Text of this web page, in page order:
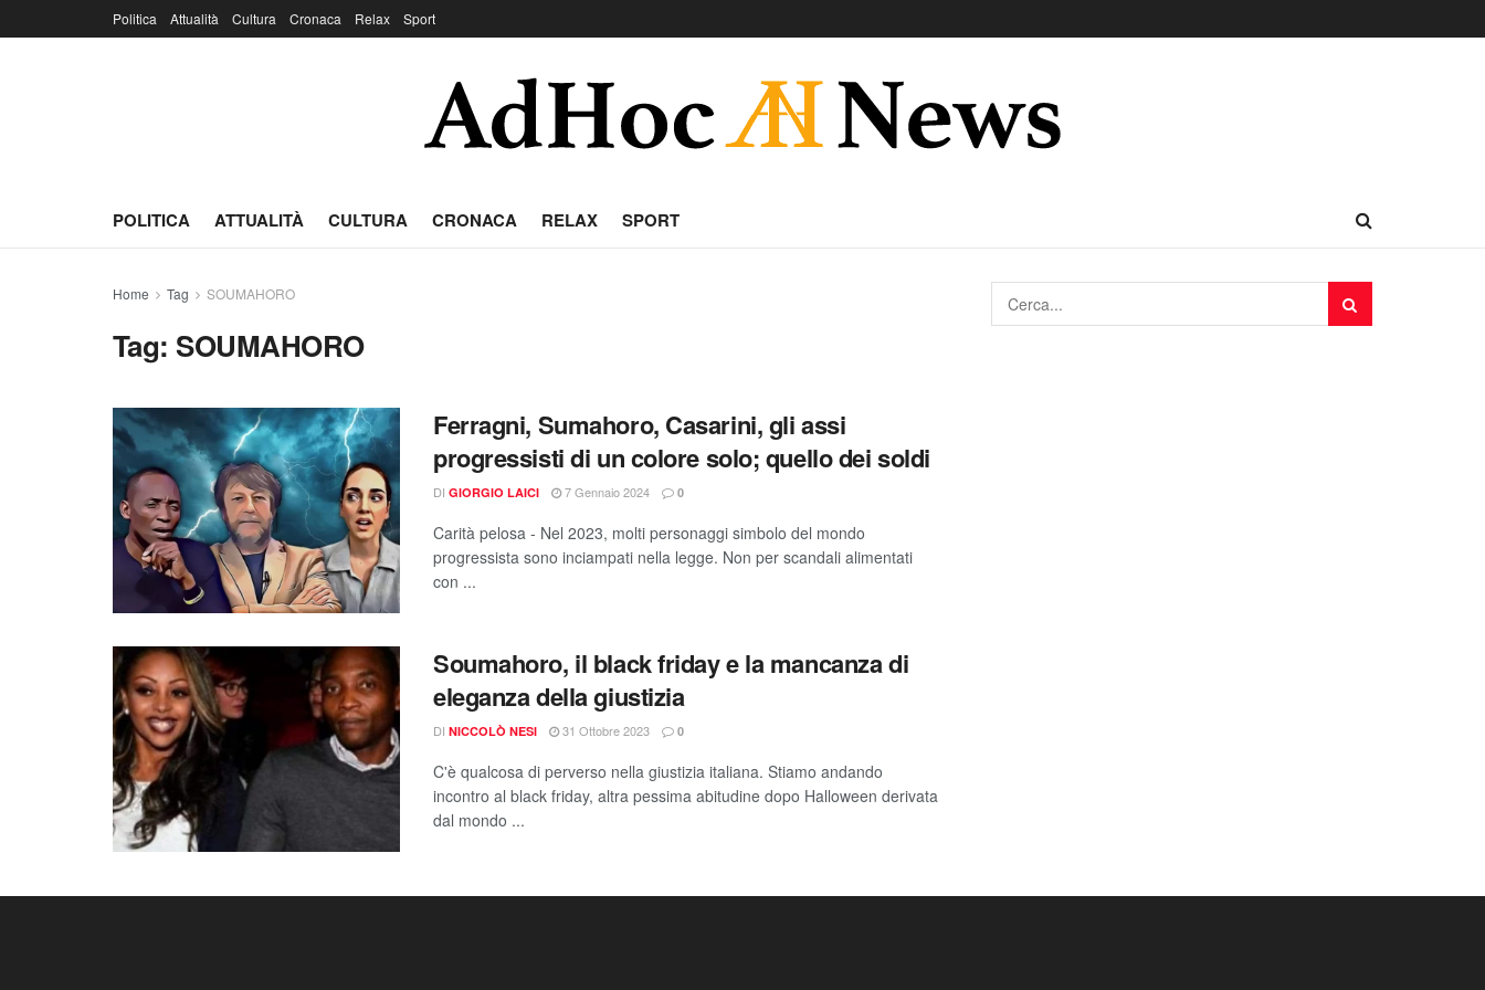
Politica Attualità Cultura Cronaca Relax Sport
POLITICA ATTUALITÀ CULTURA CRONACA RELAX SPORT
Home Tag SOUMAHORO
Tag: SOUMAHORO
Ferragni, Sumahoro, Casarini, gli assi
progressisti di un colore solo; quello dei soldi
DI GIORGIO LAICI 7 Gennaio 2024 0
Carità pelosa - Nel 2023, molti personaggi simbolo del mondo
progressista sono inciampati nella legge. Non per scandali alimentati
con ...
Soumahoro, il black friday e la mancanza di
eleganza della giustizia
DI NICCOLÒ NESI 31 Ottobre 2023 0
C'è qualcosa di perverso nella giustizia italiana. Stiamo andando
incontro al black friday, altra pessima abitudine dopo Halloween derivata
dal mondo ...